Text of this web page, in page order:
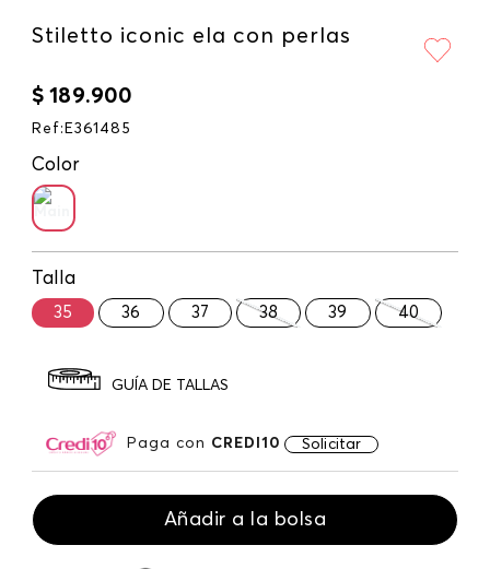
Stiletto iconic ela con perlas
$ 189.900
Ref : E361485
Color
Talla
35 36 37 38 39 40
GUÍA DE TALLAS
Paga con CREDI10 Solicitar
Añadir a la bolsa